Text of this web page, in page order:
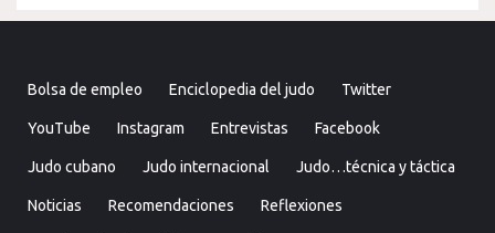
Bolsa de empleo Enciclopedia del judo Twitter
YouTube Instagram Entrevistas Facebook
Judo cubano Judo internacional Judo…técnica y táctica
Noticias Recomendaciones Reflexiones